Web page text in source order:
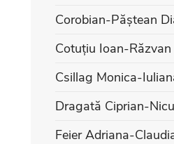
Corobian-Păștean
Cotuțiu Ioan-Răzvan
Csillag Monica-
Dragată Ciprian-
Feier Adriana-